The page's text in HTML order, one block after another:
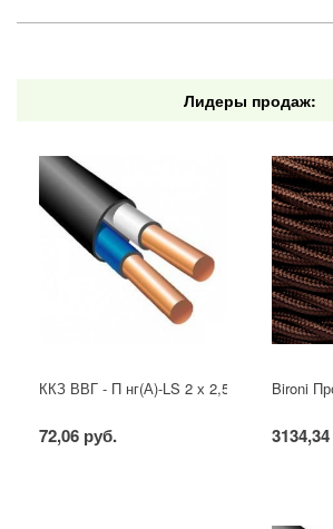
Лидеры продаж:
ККЗ ВВГ - П нг(А)-LS 2 х 2,5 ГОСТ
72,06 руб.
Bironi